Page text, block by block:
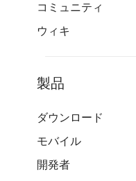
コミュニティ
ウィキ
製品
ダウンロード
モバイル
開発者